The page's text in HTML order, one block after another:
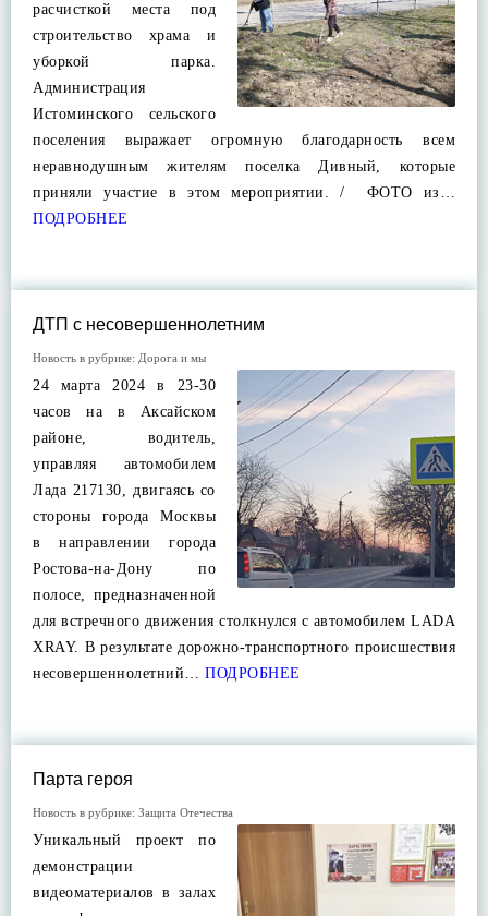
расчисткой места под
строительство храма и
уборкой парка.
Администрация
Истоминского сельского
поселения выражает огромную благодарность всем
неравнодушным жителям поселка Дивный, которые
приняли участие в этом мероприятии. / ФОТО из…
ПОДРОБНЕЕ
ДТП с несовершеннолетним
Новость в рубрике: Дорога и мы
24 марта 2024 в 23-30
часов на в Аксайском
районе, водитель,
управляя автомобилем
Лада 217130, двигаясь со
стороны города Москвы
в направлении города
Ростова-на-Дону по
полосе, предназначенной
для встречного движения столкнулся с автомобилем LADA
XRAY. В результате дорожно-транспортного происшествия
несовершеннолетний… ПОДРОБНЕЕ
Парта героя
Новость в рубрике: Защита Отечества
Уникальный проект по
демонстрации
видеоматериалов в залах